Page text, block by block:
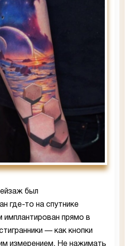
был
где-то на спутнике
имплантирован прямо в
— как кнопки
измерением. Не нажимать